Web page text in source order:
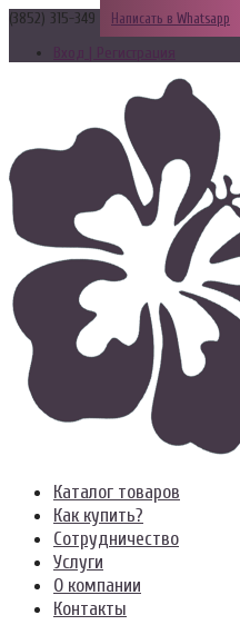
(3852) 315-349 Написать в Whatsapp
Вход | Регистрация
Каталог товаров
Как купить?
Сотрудничество
Услуги
О компании
Контакты